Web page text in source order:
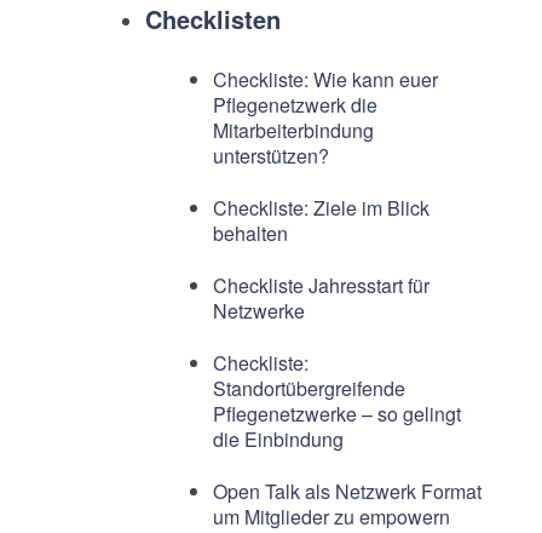
Checklisten
Checkliste: Wie kann euer
Pflegenetzwerk die
Mitarbeiterbindung
unterstützen?
Checkliste: Ziele im Blick
behalten
Checkliste Jahresstart für
Netzwerke
Checkliste:
Standortübergreifende
Pflegenetzwerke – so gelingt
die Einbindung
Open Talk als Netzwerk Format
um Mitglieder zu empowern